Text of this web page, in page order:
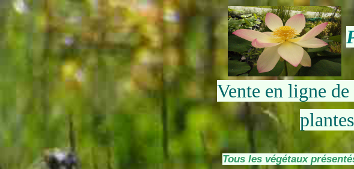
Vente en ligne
Tous les végétaux